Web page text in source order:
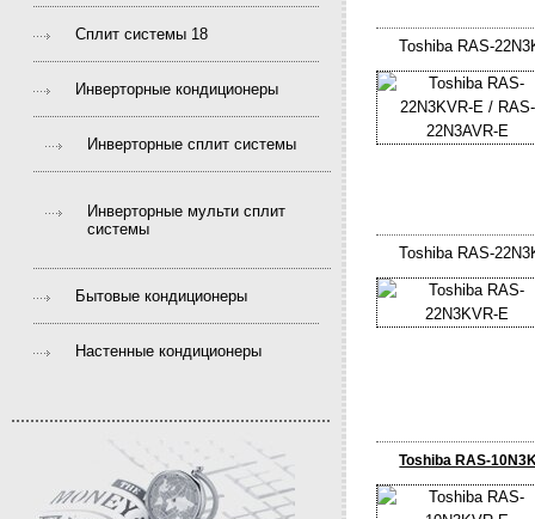
Сплит системы 18
Инверторные кондиционеры
Инверторные сплит системы
Инверторные мульти сплит
системы
Бытовые кондиционеры
Настенные кондиционеры
Toshiba RAS-
Toshiba RAS-
Toshiba RAS-